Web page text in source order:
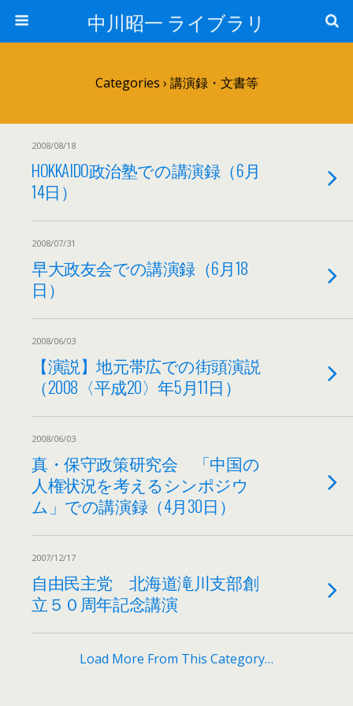
中川昭一 ライブラリ
Categories › 講演録・文書等
2008/08/18
HOKKAIDO政治塾での講演録（6月
14日）
2008/07/31
早大政友会での講演録（6月18
日）
2008/06/03
【演説】地元帯広での街頭演説
（2008〈平成20〉年5月11日）
2008/06/03
真・保守政策研究会 「中国の
人権状況を考えるシンポジウ
ム」での講演録（4月30日）
2007/12/17
自由民主党 北海道滝川支部創
立５０周年記念講演
Load More From This Category…